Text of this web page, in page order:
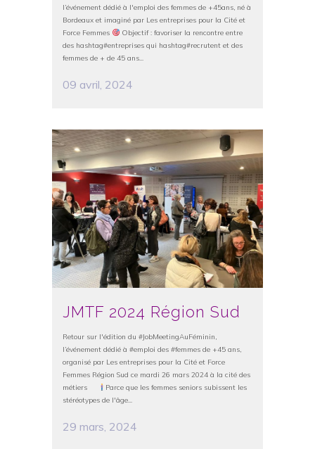
l’événement dédié à l'emploi des femmes de +45ans, né à
Bordeaux et imaginé par Les entreprises pour la Cité et
Force Femmes
Objectif : favoriser la rencontre entre
des hashtag#entreprises qui hashtag#recrutent et des
femmes de + de 45 ans...
09 avril, 2024
JMTF 2024 Région Sud
Retour sur l'édition du #JobMeetingAuFéminin,
l’événement dédié à #emploi des #femmes de +45 ans,
organisé par Les entreprises pour la Cité et Force
Femmes Région Sud ce mardi 26 mars 2024 à la cité des
métiers
Parce que les femmes seniors subissent les
stéréotypes de l'âge...
29 mars, 2024